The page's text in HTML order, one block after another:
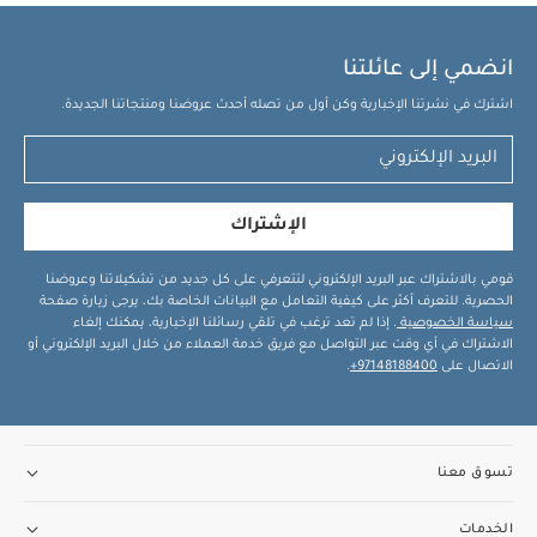
انضمي إلى عائلتنا
اشترك في نشرتنا الإخبارية وكن أول من تصله أحدث عروضنا ومنتجاتنا الجديدة.
الإشتراك
قومي بالاشتراك عبر البريد الإلكتروني لتتعرفي على كل جديد من تشكيلاتنا وعروضنا
الحصرية. للتعرف أكثر على كيفية التعامل مع البيانات الخاصة بك، يرجى زيارة صفحة
سياسة الخصوصية . إذا لم تعد ترغب في تلقي رسائلنا الإخبارية، يمكنك إلغاء
الاشتراك في أي وقت عبر التواصل مع فريق خدمة العملاء من خلال البريد الإلكتروني أو
الاتصال على 97148188400+
.
تسوق معنا
الخدمات